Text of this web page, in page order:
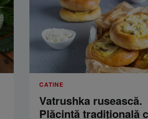
CATINE
Vatrushka rusească.
Plăcintă tradițională